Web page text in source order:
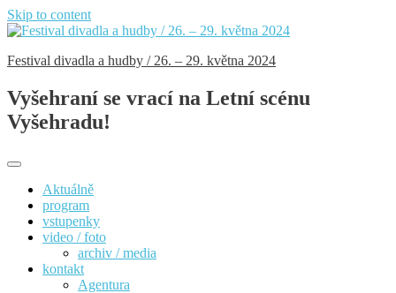
Skip to content
Festival divadla a hudby / 26. – 29. května 2024
Vyšehraní se vrací na Letní scénu
Vyšehradu!
Aktuálně
program
vstupenky
video / foto
archiv / media
kontakt
Agentura